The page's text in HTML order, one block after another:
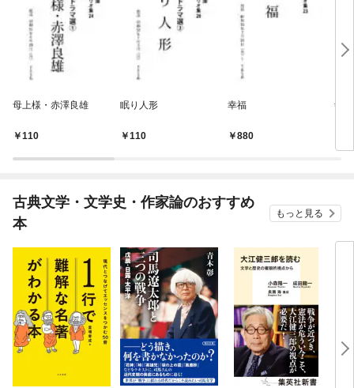
母上様・赤澤良雄
110
眠り人形
110
幸福
880
寺
古典文学・文学史・作家論のおすすめ
本
もっと見る